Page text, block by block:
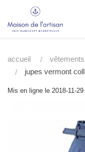
accueil
jupes vermont
Mis en ligne le 2018-11-29